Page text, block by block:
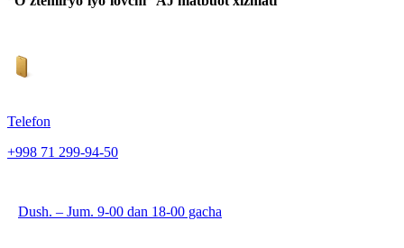
Telefon
+998 71 299-94-50
Dush. – Jum. 9-00 dan 18-00 gacha